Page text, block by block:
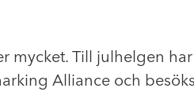
mycket. Till julhelgen
Alliance och